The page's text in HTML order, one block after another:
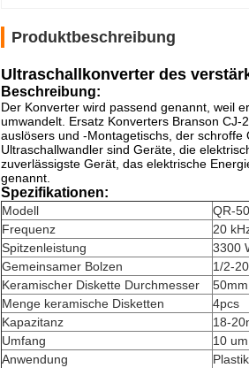
Produktbeschreibung
Ultraschallkonverter des
Beschreibung:
Der Konverter wird passend genannt, weil
umwandelt. Ersatz Konverters Branson
auslösers und -Montagetischs, der schroffe
Ultraschallwandler sind Geräte, die
zuverlässigste Gerät, das elektrische
genannt.
Spezifikationen:
Modell
QR-
Frequenz
20
Spitzenleistung
3300
Gemeinsamer Bolzen
1/2-
Keramischer Diskette Durchmesser
50mm
Menge keramische Disketten
4pcs
Kapazitanz
18-
Umfang
10 um
Anwendung